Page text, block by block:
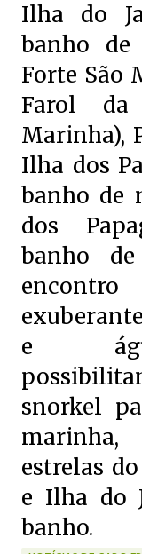
Ilha do
banho
Forte São
Farol
Marinha),
Ilha dos
banho de
dos
banho
e
snorkel
marinha,
estrelas
e Ilha do
banho.